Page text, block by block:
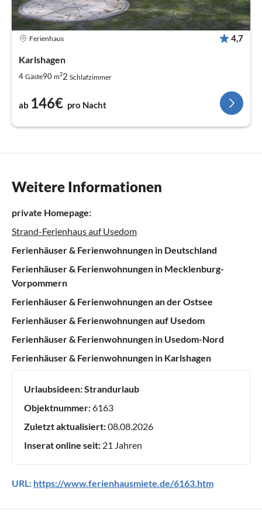
Ferienhaus 4,7
Karlshagen
4 Gäste90 m22 Schlafzimmer
ab 146€ pro Nacht
Weitere Informationen
private Homepage:
Strand-Ferienhaus auf Usedom
Ferienhäuser & Ferienwohnungen in Deutschland
Ferienhäuser & Ferienwohnungen in Mecklenburg-
Vorpommern
Ferienhäuser & Ferienwohnungen an der Ostsee
Ferienhäuser & Ferienwohnungen auf Usedom
Ferienhäuser & Ferienwohnungen in Usedom-Nord
Ferienhäuser & Ferienwohnungen in Karlshagen
Urlaubsideen:Strandurlaub
Objektnummer:6163
Zuletzt aktualisiert:08.08.2026
Inserat online seit: 21 Jahren
URL: https://www.ferienhausmiete.de/6163.htm